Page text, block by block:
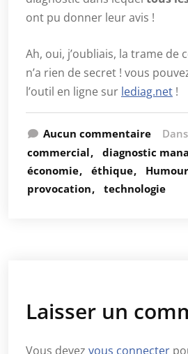
ont pu donner leur avis !
Ah, oui, j’oubliais, la trame de
n’a rien de secret ! vous
l’outil en ligne sur lediag.net !
Aucun commentaire Dans
commercial
diagnostic
économie
éthique Humour
provocation
technologie
Laisser un
Vous devez vous connecter